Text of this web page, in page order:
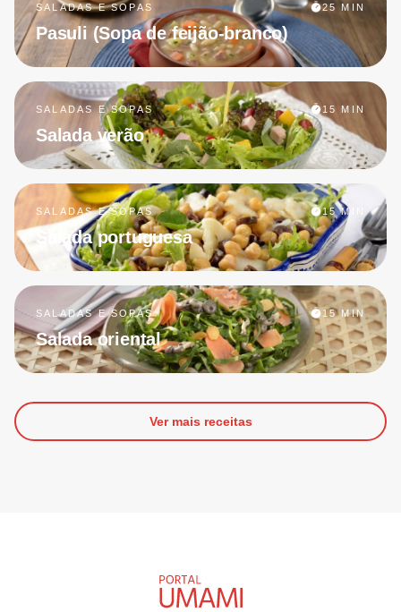
SALADAS E SOPAS 25 MIN
Pasuli (Sopa de feijão-branco)
SALADAS E SOPAS 15 MIN
Salada verão
SALADAS E SOPAS 15 MIN
Salada portuguesa
SALADAS E SOPAS 15 MIN
Salada oriental
Ver mais receitas